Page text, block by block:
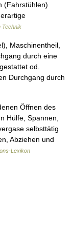
(Fahrstühlen)
Technik
Maschinentheil,
durch eine
od.
Durchgang durch
Öffnen des
Hülfe, Spannen,
selbsttätig
Abziehen und
Lexikon